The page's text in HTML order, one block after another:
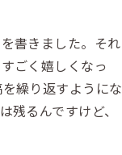
書きました。それ
ごく嬉しくなっ
繰り返すようにな
るんですけど、